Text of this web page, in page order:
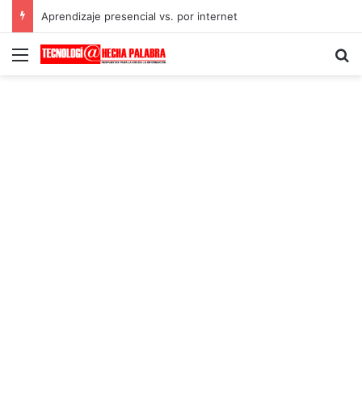
Aprendizaje presencial vs. por internet
Menú